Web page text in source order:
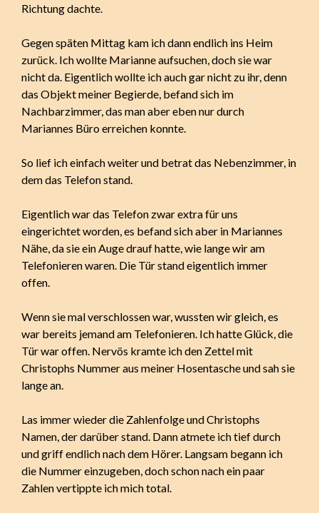
Richtung dachte.
Gegen späten Mittag kam ich dann endlich ins Heim
zurück. Ich wollte Marianne aufsuchen, doch sie war
nicht da. Eigentlich wollte ich auch gar nicht zu ihr, denn
das Objekt meiner Begierde, befand sich im
Nachbarzimmer, das man aber eben nur durch
Mariannes Büro erreichen konnte.
So lief ich einfach weiter und betrat das Nebenzimmer, in
dem das Telefon stand.
Eigentlich war das Telefon zwar extra für uns
eingerichtet worden, es befand sich aber in Mariannes
Nähe, da sie ein Auge drauf hatte, wie lange wir am
Telefonieren waren. Die Tür stand eigentlich immer
offen.
Wenn sie mal verschlossen war, wussten wir gleich, es
war bereits jemand am Telefonieren. Ich hatte Glück, die
Tür war offen. Nervös kramte ich den Zettel mit
Christophs Nummer aus meiner Hosentasche und sah sie
lange an.
Las immer wieder die Zahlenfolge und Christophs
Namen, der darüber stand. Dann atmete ich tief durch
und griff endlich nach dem Hörer. Langsam begann ich
die Nummer einzugeben, doch schon nach ein paar
Zahlen vertippte ich mich total.